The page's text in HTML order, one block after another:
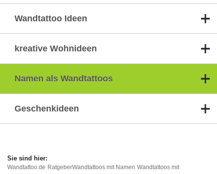
Wandtattoo Ideen
kreative Wohnideen
Namen als Wandtattoos
Geschenkideen
Wandtattoo.de RatgeberWandtattoos mit Namen Wandtattoos mit